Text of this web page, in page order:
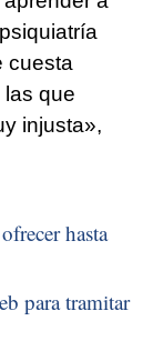
cuesta
que
injusta»,
hasta
para tramitar